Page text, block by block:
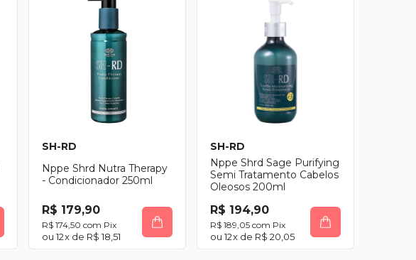
SH-RD
Nppe Shrd Nutra Therapy
- Condicionador 250ml
R$ 179,90
R$ 174,50 com Pix
12x de R$ 18,51
SH-RD
Nppe Shrd Sage Purifying
Semi Tratamento Cabelos
Oleosos 200ml
R$ 194,90
R$ 189,05 com Pix
12x de R$ 20,05